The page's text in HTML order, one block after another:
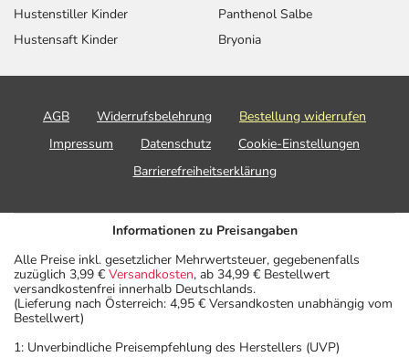
Hustenstiller Kinder
Hustensaft Kinder
Panthenol Salbe
Bryonia
AGB Widerrufsbelehrung
Bestellung widerrufen
Impressum
Datenschutz
Cookie-Einstellungen
Barrierefreiheitserklärung
Informationen zu Preisangaben
Alle Preise inkl. gesetzlicher Mehrwertsteuer, gegebenenfalls
zuzüglich 3,99 € Versandkosten, ab 34,99 € Bestellwert
versandkostenfrei innerhalb Deutschlands.
(Lieferung nach Österreich: 4,95 € Versandkosten unabhängig vom
Bestellwert)
1: Unverbindliche Preisempfehlung des Herstellers (UVP)